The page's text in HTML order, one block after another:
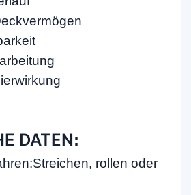
DATEN:
rollen oder